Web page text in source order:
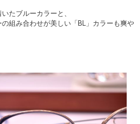
たブルーカラーと、
組み合わせが美しい「BL」カラーも爽や